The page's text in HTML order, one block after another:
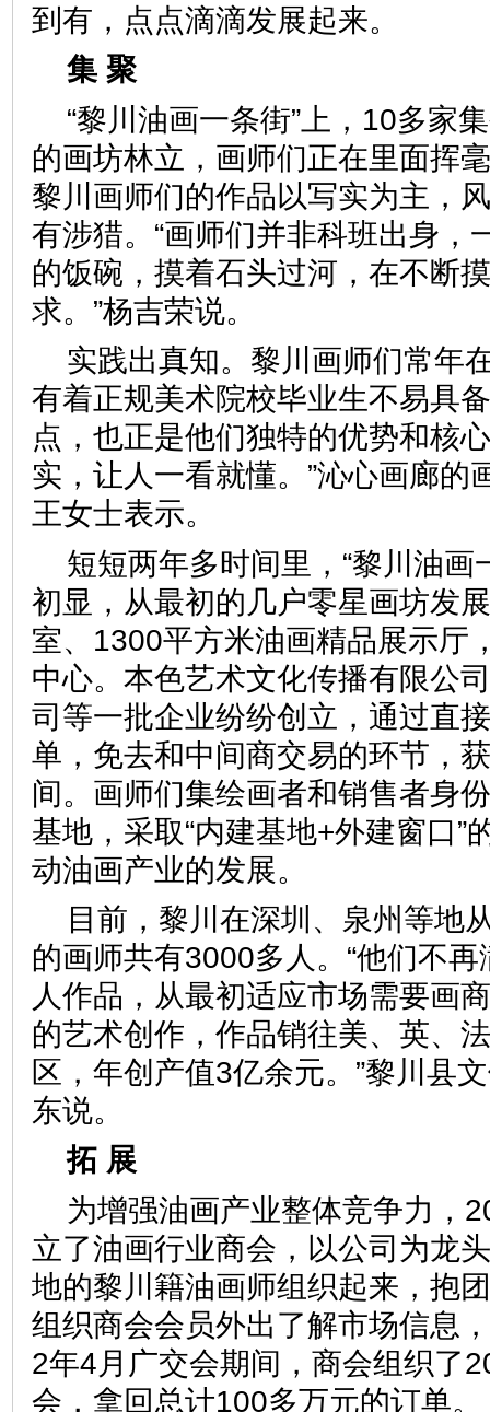
到有，点点滴滴发展起来。
集 聚
“黎川油画一条街”上，10多家
的画坊林立，画师们正在里面挥
黎川画师们的作品以写实为主，
有涉猎。“画师们并非科班出身，
的饭碗，摸着石头过河，在不断
求。”杨吉荣说。
实践出真知。黎川画师们常年
有着正规美术院校毕业生不易具
点，也正是他们独特的优势和核
实，让人一看就懂。”沁心画廊的
王女士表示。
短短两年多时间里，“黎川油画
初显，从最初的几户零星画坊发
室、1300平方米油画精品展示厅
中心。本色艺术文化传播有限公
司等一批企业纷纷创立，通过直
单，免去和中间商交易的环节，
间。画师们集绘画者和销售者身
基地，采取“内建基地+外建窗口”
动油画产业的发展。
目前，黎川在深圳、泉州等地
的画师共有3000多人。“他们不
人作品，从最初适应市场需要画
的艺术创作，作品销往美、英、
区，年创产值3亿余元。”黎川县
东说。
拓 展
为增强油画产业整体竞争力，
立了油画行业商会，以公司为龙
地的黎川籍油画师组织起来，抱
组织商会会员外出了解市场信息
2年4月广交会期间，商会组织了
会，拿回总计100多万元的订